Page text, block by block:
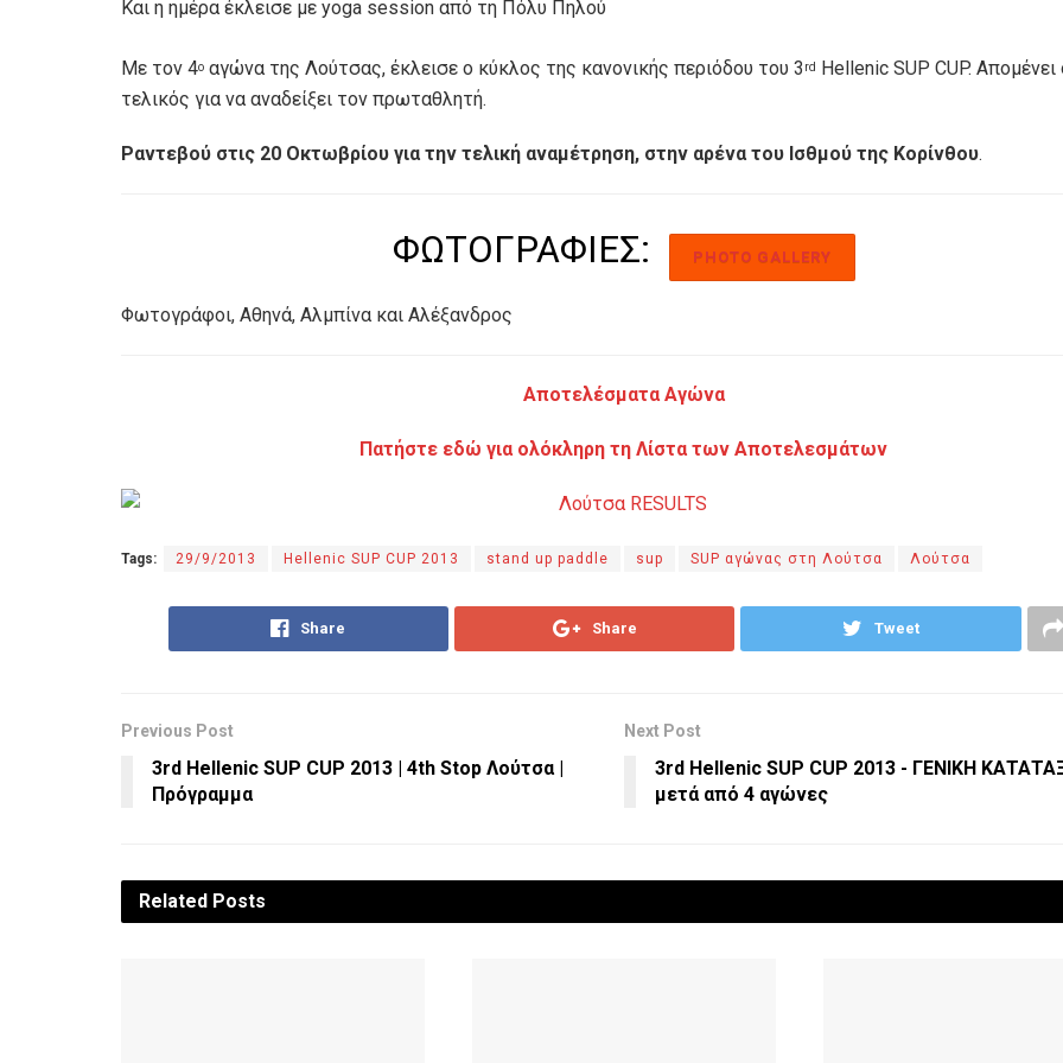
Και η ημέρα έκλεισε με yoga session από τη Πόλυ Πηλού
Με τον 4ο αγώνα της Λούτσας, έκλεισε ο κύκλος της κανονικής περιόδου του 3 rd
Hellenic SUP CUP. Απομένει
τελικός για να αναδείξει τον πρωταθλητή.
Ραντεβού στις 20 Οκτωβρίου για την τελική αναμέτρηση, στην αρένα του Ισθμού της Κορίνθου.
ΦΩΤΟΓΡΑΦΙΕΣ: PHOTO GALLERY
Φωτογράφοι, Αθηνά, Αλμπίνα και Αλέξανδρος
Αποτελέσματα Αγώνα
Πατήστε εδώ για ολόκληρη τη Λίστα των Αποτελεσμάτων
Tags: 29/9/2013 Hellenic SUP CUP 2013 stand up paddle sup SUP αγώνας στη Λούτσα Λούτσα
Share Share Tweet
Previous Post
3rd Hellenic SUP CUP 2013 | 4th Stop Λούτσα |
Πρόγραμμα
Next Post
3rd Hellenic SUP CUP 2013 - ΓΕΝΙΚΗ
μετά από 4 αγώνες
Related Posts